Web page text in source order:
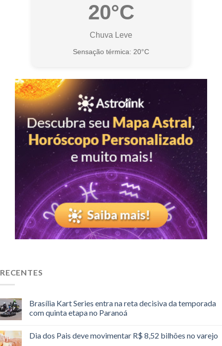
20°C
Chuva Leve
Sensação térmica: 20°C
RECENTES
Brasília Kart Series entra na reta decisiva da temporada
com quinta etapa no Paranoá
Dia dos Pais deve movimentar R$ 8,52 bilhões no varejo